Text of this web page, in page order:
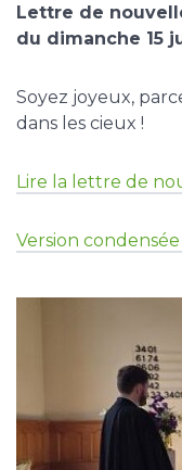
Lettre de
du dimanche 15
Soyez joyeux,
dans les cieux !
Lire la lettre de
Version